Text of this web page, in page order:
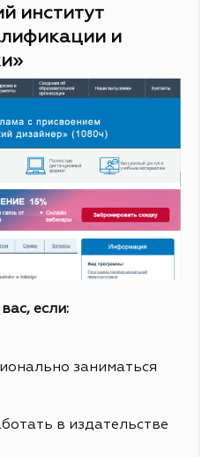
институт
и
если:
заниматься
в издательстве